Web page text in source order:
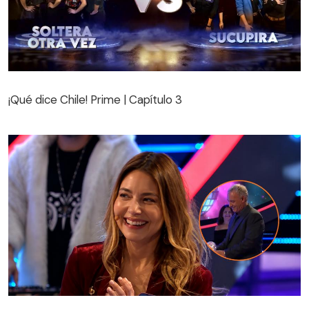
¡Qué dice Chile! Prime | Capítulo 3